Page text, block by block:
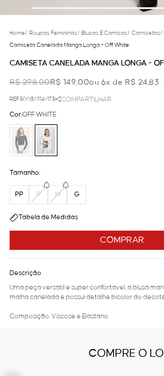
Home/ Roupas Femininas/ Blusas E Camisas/ Camisetas/
Camiseta Canelada Manga Longa - Off White
CAMISETA CANELADA MANGA LONGA -
R$ 298,00R$ 149,00ou 6x de R$ 24,83
REF.50.03.0114-175 COMPARTILHAR
COMPRAR
Cor:OFF WHITE
Tamanho:
PP P M G
Tabela de Medidas
Descrição
Uma peça versátil e super confortável, a blusa
malha canelada e possui detalhe bicolor do
Composição: Viscose e Elastano
COMPRE O